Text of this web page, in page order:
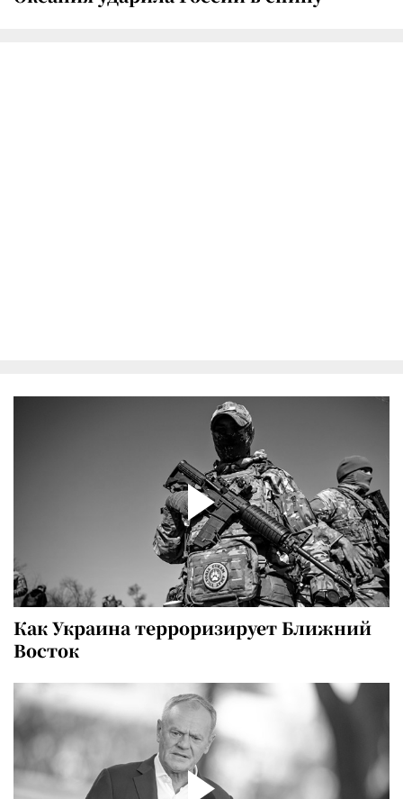
Как Украина терроризирует Ближний
Восток